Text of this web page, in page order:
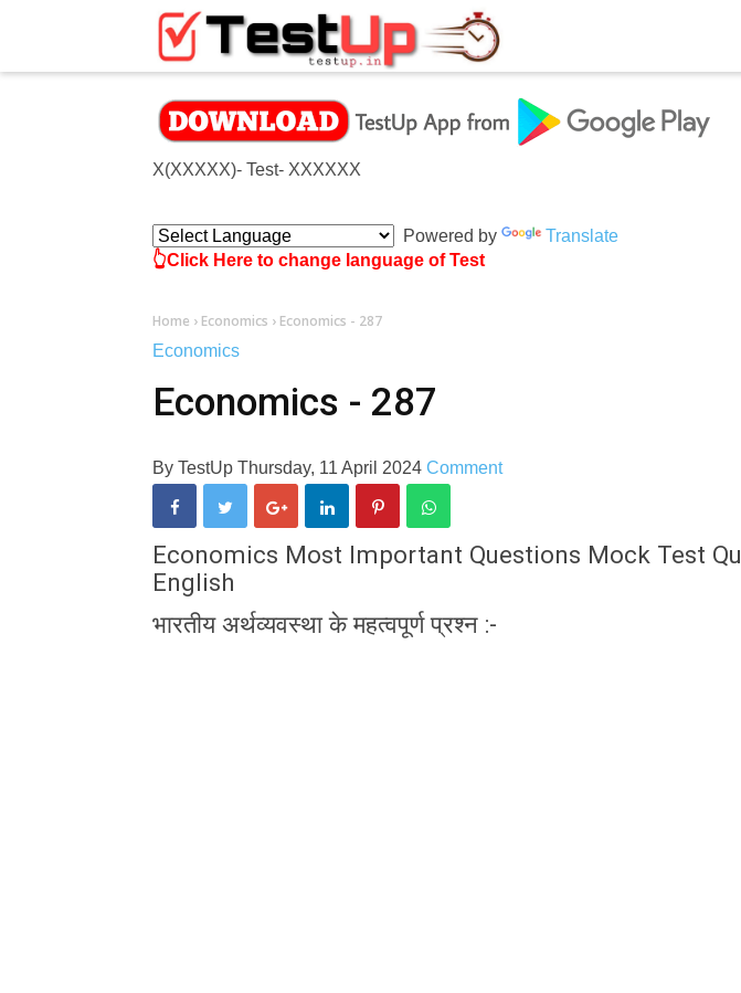
1214 ◆ XXXX(XXXXX)- Test- XXXXXX
Powered by
Translate
👆Click Here to change language of Test
Home › Economics › Economics - 287
Economics
Economics - 287
By TestUp Thursday, 11 April 2024 Comment
Economics Most Important Questions Mock Test
English
भारतीय अर्थव्यवस्था के महत्वपूर्ण प्रश्न :-